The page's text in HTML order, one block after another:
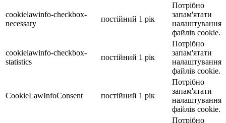
cookielawinfo-checkbox-
necessary
постійний 1 рік
Потрібно
запам'ятати
налаштування
файлів cookie.
cookielawinfo-checkbox-
statistics
постійний 1 рік
Потрібно
запам'ятати
налаштування
файлів cookie.
CookieLawInfoConsent постійний 1 рік
Потрібно
запам'ятати
налаштування
файлів cookie.
Потрібно